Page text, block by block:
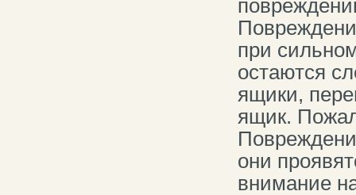
при
остаются
ящики,
ящик.
они
внимание